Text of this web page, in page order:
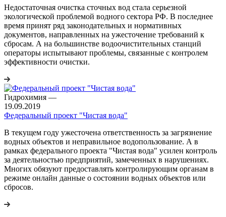
Недостаточная очистка сточных вод стала серьезной
экологической проблемой водного сектора РФ. В последнее
время принят ряд законодательных и нормативных
документов, направленных на ужесточение требований к
сбросам. А на большинстве водоочистительных станций
операторы испытывают проблемы, связанные с контролем
эффективности очистки.
Гидрохимия —
19.09.2019
Федеральный проект "Чистая вода"
В текущем году ужесточена ответственность за загрязнение
водных объектов и неправильное водопользование. А в
рамках федерального проекта "Чистая вода" усилен контроль
за деятельностью предприятий, замеченных в нарушениях.
Многих обязуют предоставлять контролирующим органам в
режиме онлайн данные о состоянии водных объектов или
сбросов.